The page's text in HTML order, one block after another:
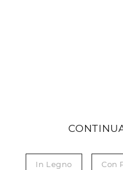
In Legno Con